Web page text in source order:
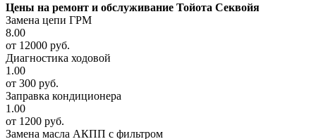
Цены на ремонт и обслуживание Тойота Секвойя
Замена цепи ГРМ
8.00
от 12000 руб.
Диагностика ходовой
1.00
от 300 руб.
Заправка кондиционера
1.00
от 1200 руб.
Замена масла АКПП с фильтром